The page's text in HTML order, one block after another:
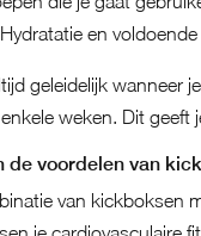
en
geleidelijk wanneer
weken. Dit geeft
de voordelen van
van kickboksen